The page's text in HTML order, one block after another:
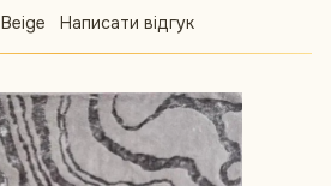
Написати відгук